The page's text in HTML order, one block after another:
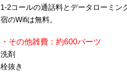
1-2コールの通話料とデータローミン
宿のWifiは無料。
・その他雑費：約600バーツ
洗剤
栓抜き